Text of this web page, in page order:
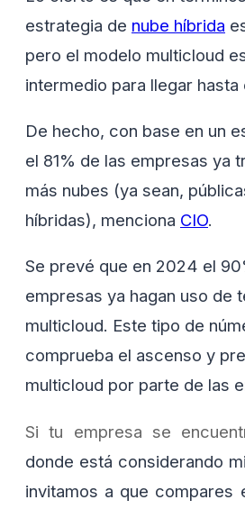
estrategia de nube híbrida
pero el modelo multicloud
intermedio para llegar hasta
De hecho, con base en un
el 81% de las empresas ya
más nubes (ya sean,
híbridas), menciona CIO.
Se prevé que en 2024 el
empresas ya hagan uso de
multicloud. Este tipo de
comprueba el ascenso y
multicloud por parte de las
Si tu empresa se
donde está considerando
invitamos a que compares